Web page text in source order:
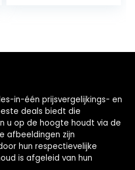
in-één prijsvergelijkings- en
deals biedt die
u op de hoogte houdt via de
afbeeldingen zijn
hun respectievelijke
is afgeleid van hun